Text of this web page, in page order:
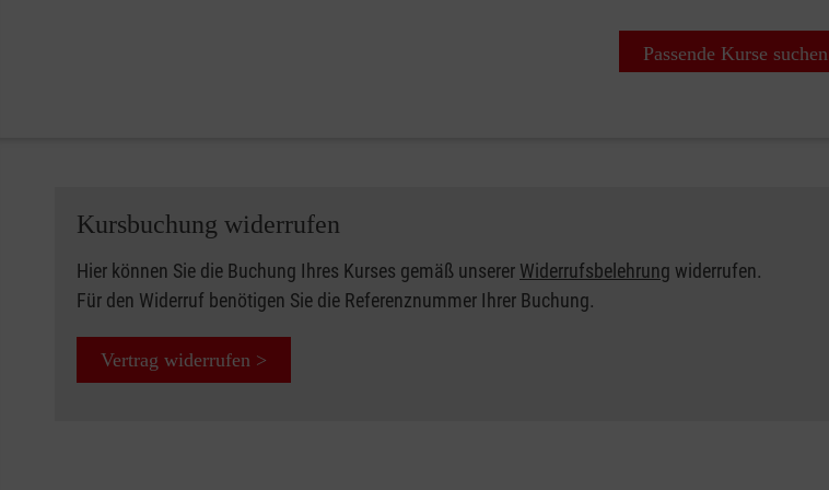
Passende Kurse suchen
Kursbuchung widerrufen
Hier können Sie die Buchung Ihres Kurses gemäß unserer Widerrufsbelehrung widerrufen.
Für den Widerruf benötigen Sie die Referenznummer Ihrer Buchung.
Vertrag widerrufen >